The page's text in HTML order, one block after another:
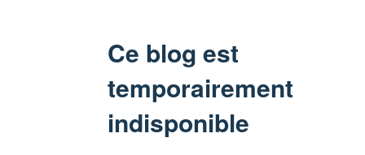
Ce blog est
temporairement
indisponible